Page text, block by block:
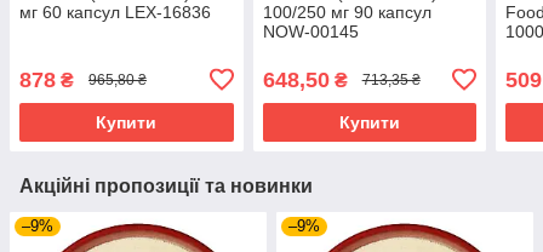
мг 60 капсул LEX-16836
878 ₴ 965,80 ₴
Купити
100/250 мг 90 капсул
NOW-00145
648,50₴ 713,35 ₴
Купити
509
Акційні пропозиції та новинки
–9% –9%